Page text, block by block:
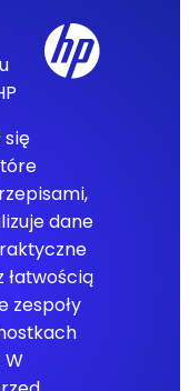
się
dane
łatwością
zespoły